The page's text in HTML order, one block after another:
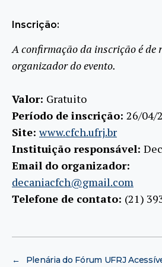
Inscrição:
A confirmação da inscrição é de
organizador do evento.
Valor: Gratuito
Período de inscrição: 26/04/
Site:www.cfch.ufrj.br
Instituição responsável:
Email do organizador:
decaniacfch@gmail.com
Telefone de contato: (21)
←
Plenária do Fórum UFRJ